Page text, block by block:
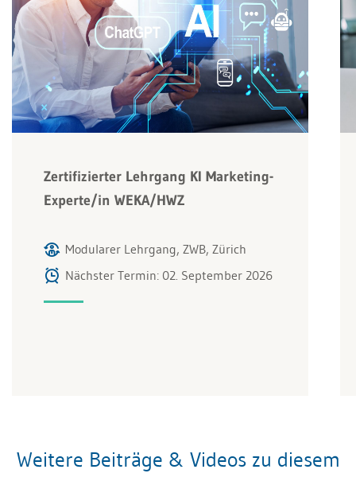
Zertifizierter Lehrgang KI Marketing-
Experte/in WEKA/HWZ
Modularer Lehrgang, ZWB, Zürich
Nächster Termin: 02. September 2026
Weitere Beiträge & Videos zu diesem